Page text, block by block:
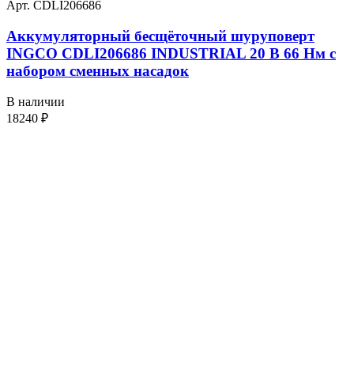
Арт. CDLI206686
Аккумуляторный бесщёточный шуруповерт
INGCO CDLI206686 INDUSTRIAL 20 В 66 Нм с
набором сменных насадок
В наличии
18240 ₽